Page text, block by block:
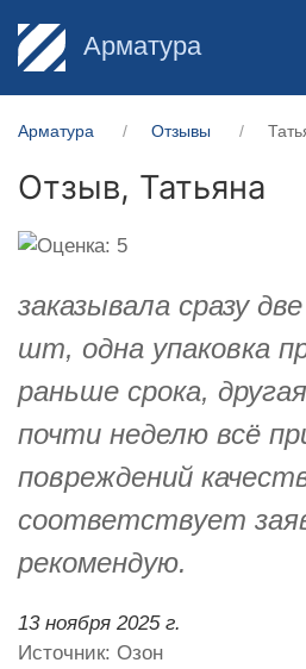
Арматура
Арматура Отзывы
Отзыв, Татьяна
заказывала сразу
шт, одна упаковка
раньше срока,
почти неделю всё
повреждений
соответствует
рекомендую.
13 ноября 2025 г.
Источник: Озон